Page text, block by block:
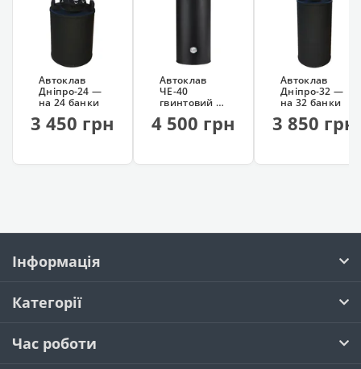
Автоклав
Дніпро-24 —
на 24 банки
3 450 грн
Автоклав
ЧЕ-40
гвинтовий —
4 500 грн
Автоклав
Дніпро-32 —
на 32 банки
3 850 грн
Інформація
Категорії
Час роботи